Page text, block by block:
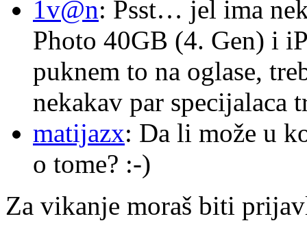
1v@n: Psst… jel ima
Photo 40GB (4. Gen) i
puknem to na oglase,
nekakav par
matijazx: Da li može u
o tome? :-)
Za vikanje moraš biti